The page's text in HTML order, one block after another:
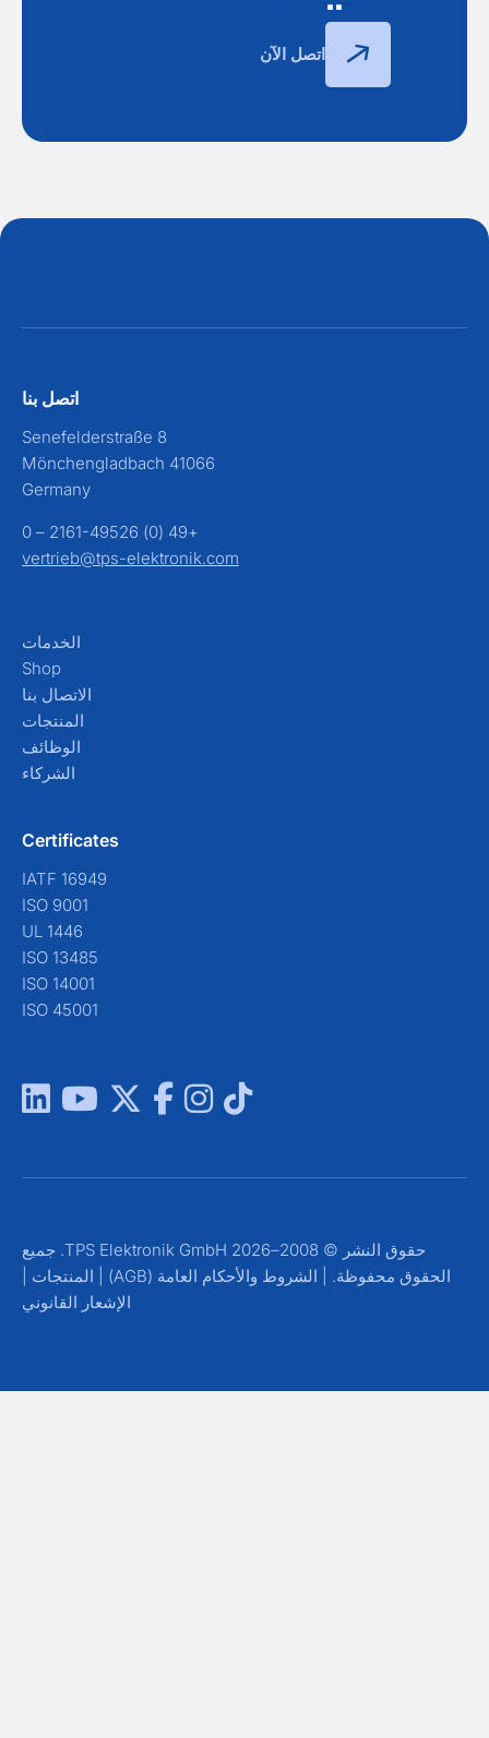
اتصل الآن
اتصل بنا
Senefelderstraße 8
41066 Mönchengladbach
Germany
vertrieb@tps-elektronik.com
الخدمات
Shop
الاتصال بنا
المنتجات
الوظائف
الشركاء
Certificates
IATF 16949
ISO 9001
UL 1446
ISO 13485
ISO 14001
ISO 45001
حقوق النشر © 2008–2026 TPS Elektronik GmbH. جميع
الحقوق محفوظة. |الشروط والأحكام العامة (AGB) |المنتجات|
الإشعار القانوني